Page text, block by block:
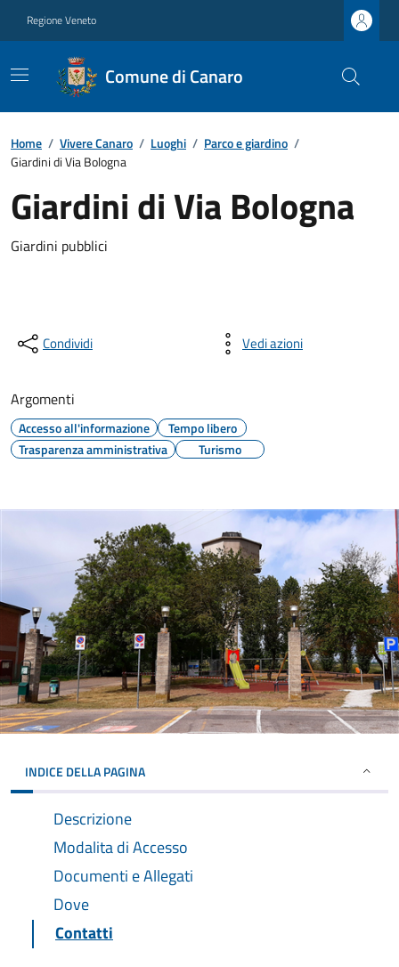
Regione Veneto
Comune di Canaro
Home / Vivere Canaro / Luoghi / Parco e giardino /
Giardini di Via Bologna
Giardini di Via Bologna
Giardini pubblici
Condividi Vedi azioni
Argomenti
Accesso all'informazione
Tempo libero
Trasparenza amministrativa
Turismo
INDICE DELLA PAGINA
Descrizione
Modalita di Accesso
Documenti e Allegati
Dove
Contatti